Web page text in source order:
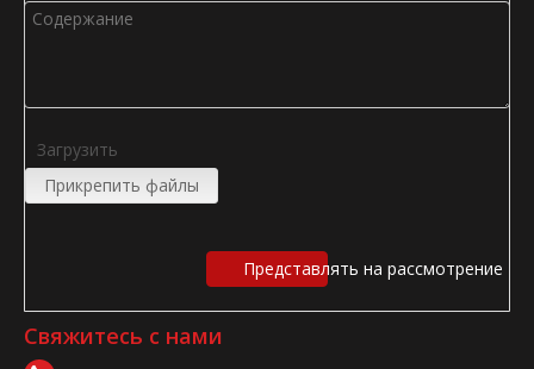
Загрузить
Прикрепить файлы
Представлять на рассмотрение
Свяжитесь с нами